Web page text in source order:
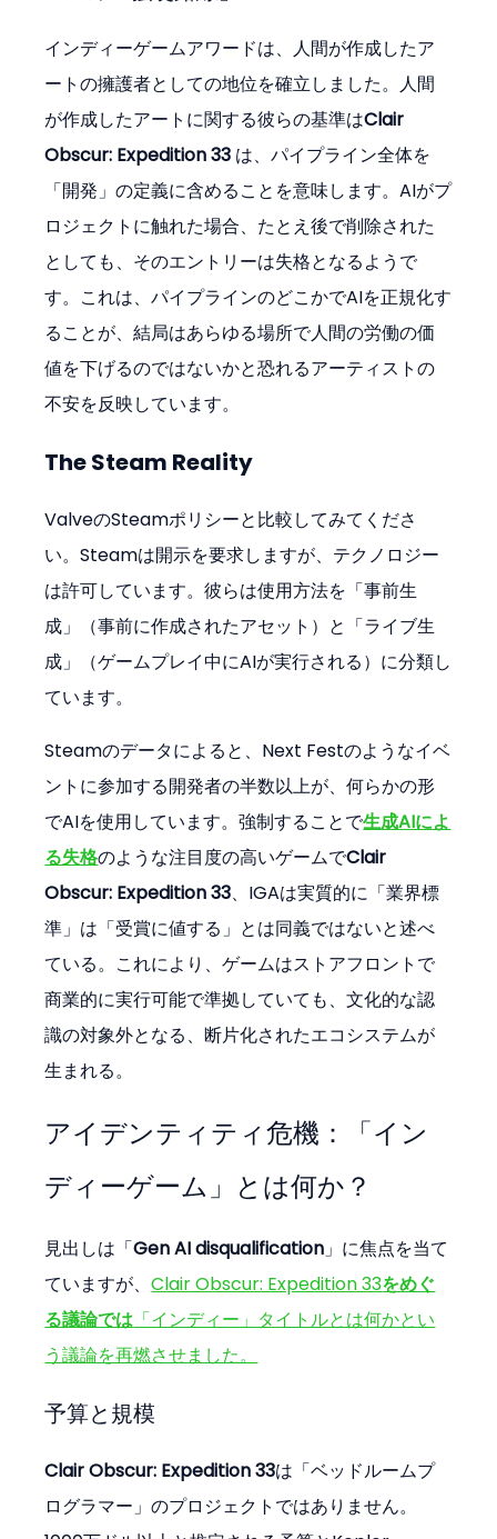
インディーゲームアワードは、人間が作成したア
ートの擁護者としての地位を確立しました。人間
が作成したアートに関する彼らの基準はClair
Obscur: Expedition 33 は、パイプライン全体を
「開発」の定義に含めることを意味します。AIがプ
ロジェクトに触れた場合、たとえ後で削除された
としても、そのエントリーは失格となるようで
す。これは、パイプラインのどこかでAIを正規化す
ることが、結局はあらゆる場所で人間の労働の価
値を下げるのではないかと恐れるアーティストの
不安を反映しています。
The Steam Reality
ValveのSteamポリシーと比較してみてくださ
い。Steamは開示を要求しますが、テクノロジー
は許可しています。彼らは使用方法を「事前生
成」（事前に作成されたアセット）と「ライブ生
成」（ゲームプレイ中にAIが実行される）に分類し
ています。
Steamのデータによると、Next Festのようなイベ
ントに参加する開発者の半数以上が、何らかの形
でAIを使用しています。強制することで生成AIによ
る失格のような注目度の高いゲームでClair
Obscur: Expedition 33、IGAは実質的に「業界標
準」は「受賞に値する」とは同義ではないと述べ
ている。これにより、ゲームはストアフロントで
商業的に実行可能で準拠していても、文化的な認
識の対象外となる、断片化されたエコシステムが
生まれる。
アイデンティティ危機：「イン
ディーゲーム」とは何か？
見出しは「Gen AI disqualification」に焦点を当て
ていますが、Clair Obscur: Expedition 33をめぐ
る議論では 「インディー」タイトルとは何かとい
う議論を再燃させました。
予算と規模
Clair Obscur: Expedition 33は「ベッドルームプ
ログラマー」のプロジェクトではありません。